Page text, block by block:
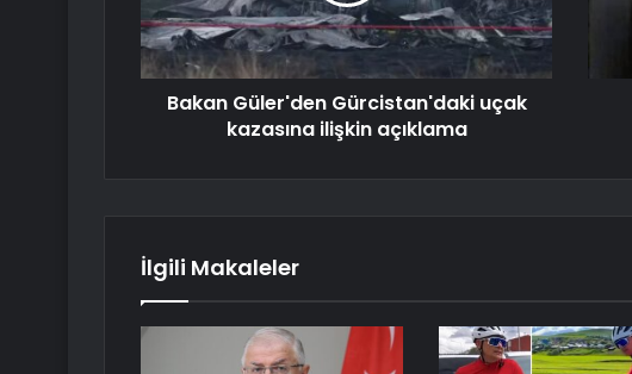
Bakan Güler'den Gürcistan'daki uçak
kazasına ilişkin açıklama
İlgili Makaleler